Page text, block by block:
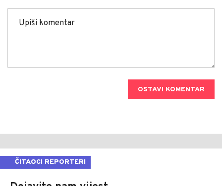
OSTAVI KOMENTAR
ČITAOCI REPORTERI